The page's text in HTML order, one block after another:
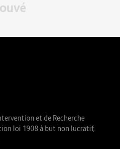
et de Recherche
loi 1908 à but non lucratif,